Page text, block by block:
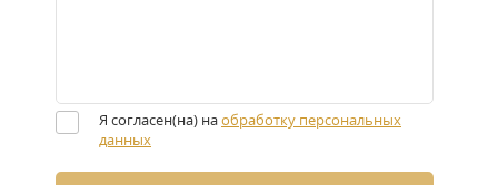
Я согласен(на) наобработку персональных
данных